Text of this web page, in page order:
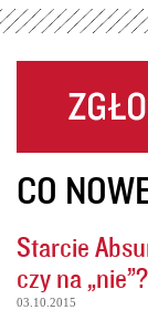
CO
Starcie
czy na „nie”?
03.10.2015